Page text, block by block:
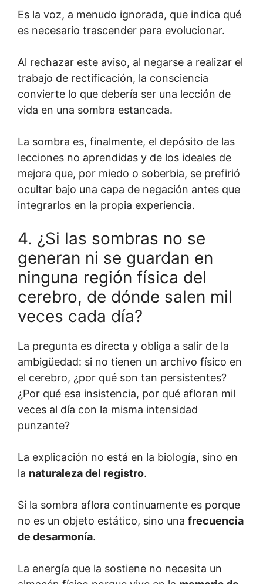
Es la voz, a menudo ignorada, que indica qué
es necesario trascender para evolucionar.
Al rechazar este aviso, al negarse a realizar el
trabajo de rectificación, la consciencia
convierte lo que debería ser una lección de
vida en una sombra estancada.
La sombra es, finalmente, el depósito de las
lecciones no aprendidas y de los ideales de
mejora que, por miedo o soberbia, se prefirió
ocultar bajo una capa de negación antes que
integrarlos en la propia experiencia.
4. ¿Si las sombras no se
generan ni se guardan en
ninguna región física del
cerebro, de dónde salen mil
veces cada día?
La pregunta es directa y obliga a salir de la
ambigüedad: si no tienen un archivo físico en
el cerebro, ¿por qué son tan persistentes?
¿Por qué esa insistencia, por qué afloran mil
veces al día con la misma intensidad
punzante?
La explicación no está en la biología, sino en
la naturaleza del registro.
Si la sombra aflora continuamente es porque
no es un objeto estático, sino una frecuencia
de desarmonía.
La energía que la sostiene no necesita un